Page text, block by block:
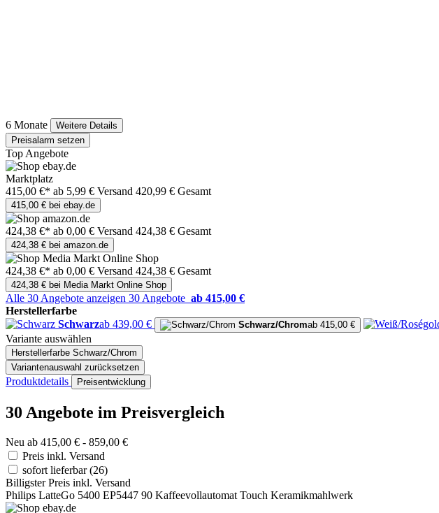
6 Monate
Weitere Details
Preisalarm setzen
Top Angebote
Marktplatz
415,00 €* ab 5,99 € Versand 420,99 € Gesamt
415,00 € bei ebay.de
424,38 €* ab 0,00 € Versand 424,38 € Gesamt
424,38 € bei amazon.de
424,38 €* ab 0,00 € Versand 424,38 € Gesamt
424,38 € bei Media Markt Online Shop
Alle 30 Angebote anzeigen 30 Angebote ab 415,00 €
Herstellerfarbe
Schwarzab 439,00 € Schwarz/Chromab 415,00 €
Variante auswählen
Herstellerfarbe Schwarz/Chrom
Variantenauswahl zurücksetzen
Produktdetails Preisentwicklung
30 Angebote im Preisvergleich
Neu ab 415,00 € - 859,00 €
Preis inkl. Versand
sofort lieferbar(26)
Billigster Preis inkl. Versand
Philips LatteGo 5400 EP5447 90 Kaffeevollautomat Touch Keramikmahlwerk